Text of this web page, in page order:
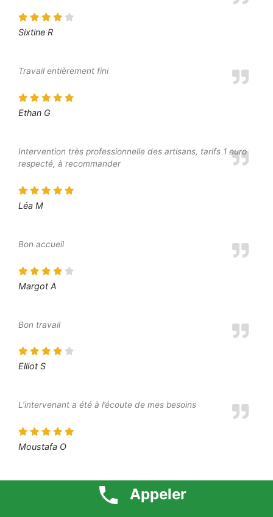
Sixtine R
Travail entièrement fini
Ethan G
Intervention très professionnelle des artisans, tarifs 1 euro
respecté, à recommander
Léa M
Bon accueil
Margot A
Bon travail
Elliot S
L’intervenant a été à l’écoute de mes besoins
Moustafa O
Je suis très content du résultat finalAppeler